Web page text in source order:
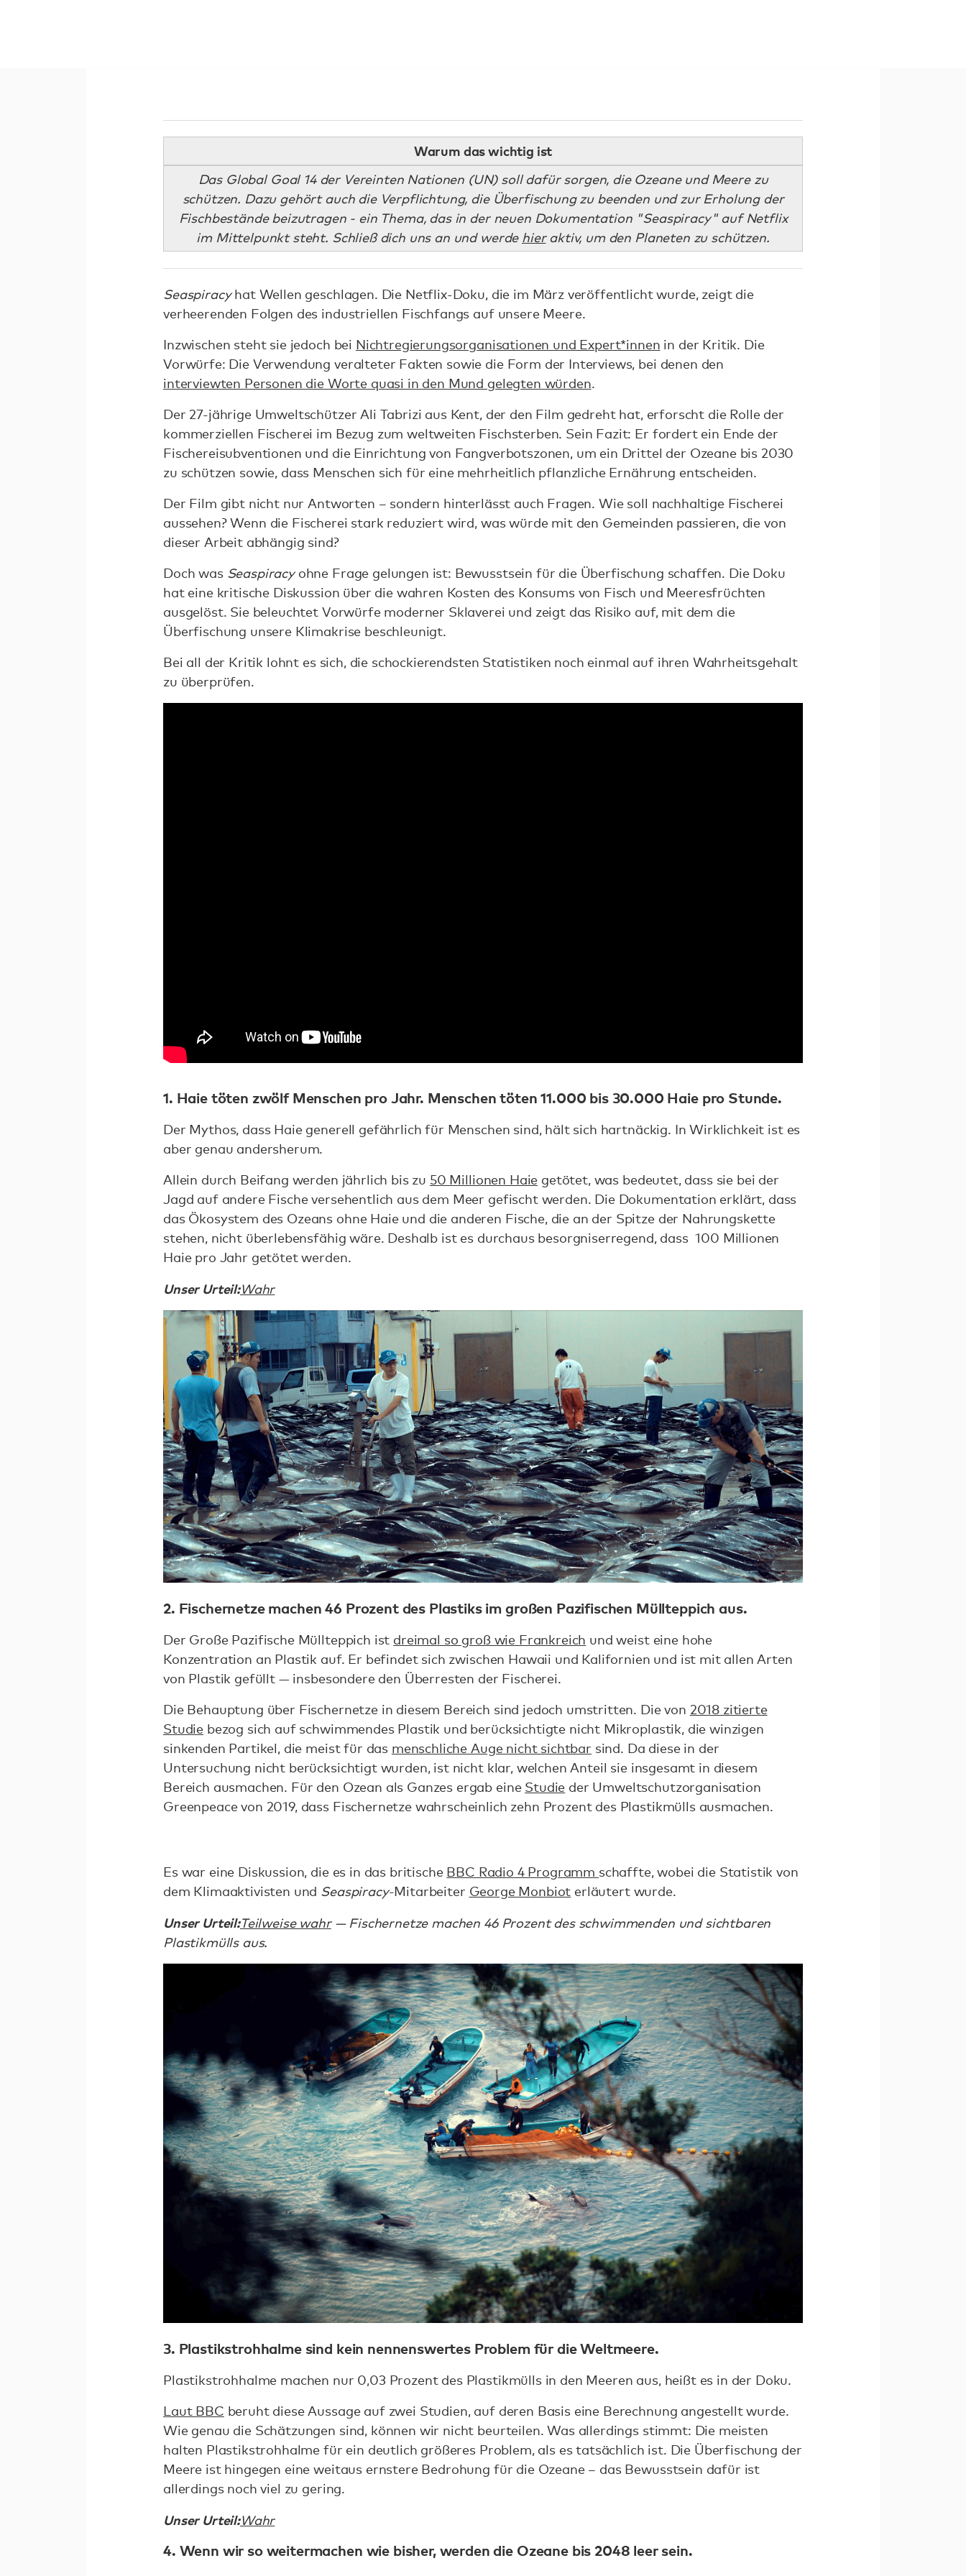
Warum das wichtig ist
Das Global Goal 14 der Vereinten Nationen (UN) soll dafür sorgen, die Ozeane und Meere zu
schützen. Dazu gehört auch die Verpflichtung, die Überfischung zu beenden und zur Erholung der
Fischbestände beizutragen - ein Thema, das in der neuen Dokumentation "Seaspiracy" auf Netflix
im Mittelpunkt steht. Schließ dich uns an und werde hieraktiv, um den Planeten zu schützen.
Seaspiracyhat Wellen geschlagen. Die Netflix-Doku, die im März veröffentlicht wurde, zeigt die
verheerenden Folgen des industriellen Fischfangs auf unsere Meere.
Inzwischen steht sie jedoch bei Nichtregierungsorganisationen und Expert*innen in der Kritik. Die
Vorwürfe: Die Verwendung veralteter Fakten sowie die Form der Interviews, bei denen den
interviewten Personen die Worte quasi in den Mund gelegten würden.
Der 27-jährige Umweltschützer Ali Tabrizi aus Kent, der den Film gedreht hat, erforscht die Rolle der
kommerziellen Fischerei im Bezug zum weltweiten Fischsterben. Sein Fazit: Er fordert ein Ende der
Fischereisubventionen und die Einrichtung von Fangverbotszonen, um ein Drittel der Ozeane bis 2030
zu schützen sowie, dass Menschen sich für eine mehrheitlich pflanzliche Ernährung entscheiden.
Der Film gibt nicht nur Antworten – sondern hinterlässt auch Fragen. Wie soll nachhaltige Fischerei
aussehen? Wenn die Fischerei stark reduziert wird, was würde mit den Gemeinden passieren, die von
dieser Arbeit abhängig sind?
Doch was Seaspiracyohne Frage gelungen ist: Bewusstsein für die Überfischung schaffen. Die Doku
hat eine kritische Diskussion über die wahren Kosten des Konsums von Fisch und Meeresfrüchten
ausgelöst. Sie beleuchtet Vorwürfe moderner Sklaverei und zeigt das Risiko auf, mit dem die
Überfischung unsere Klimakrise beschleunigt.
Bei all der Kritik lohnt es sich, die schockierendsten Statistiken noch einmal auf ihren Wahrheitsgehalt
zu überprüfen.
1. Haie töten zwölf Menschen pro Jahr. Menschen töten 11.000 bis 30.000 Haie pro Stunde.
Der Mythos, dass Haie generell gefährlich für Menschen sind, hält sich hartnäckig. In Wirklichkeit ist es
aber genau andersherum.
Allein durch Beifang werden jährlich bis zu 50 Millionen Haie getötet, was bedeutet, dass sie bei der
Jagd auf andere Fische versehentlich aus dem Meer gefischt werden. Die Dokumentation erklärt, dass
das Ökosystem des Ozeans ohne Haie und die anderen Fische, die an der Spitze der Nahrungskette
stehen, nicht überlebensfähig wäre. Deshalb ist es durchaus besorgniserregend, dass 100 Millionen
Haie pro Jahr getötet werden.
Unser Urteil:Wahr
2. Fischernetze machen 46 Prozent des Plastiks im großen Pazifischen Müllteppich aus.
Der Große Pazifische Müllteppich ist dreimal so groß wie Frankreich und weist eine hohe
Konzentration an Plastik auf. Er befindet sich zwischen Hawaii und Kalifornien und ist mit allen Arten
von Plastik gefüllt — insbesondere den Überresten der Fischerei.
Die Behauptung über Fischernetze in diesem Bereich sind jedoch umstritten. Die von 2018 zitierte
Studie bezog sich auf schwimmendes Plastik und berücksichtigte nicht Mikroplastik, die winzigen
sinkenden Partikel, die meist für das menschliche Auge nicht sichtbar sind. Da diese in der
Untersuchung nicht berücksichtigt wurden, ist nicht klar, welchen Anteil sie insgesamt in diesem
Bereich ausmachen. Für den Ozean als Ganzes ergab eine Studie der Umweltschutzorganisation
Greenpeace von 2019, dass Fischernetze wahrscheinlich zehn Prozent des Plastikmülls ausmachen.
Es war eine Diskussion, die es in das britische BBC Radio 4 Programm schaffte, wobei die Statistik von
dem Klimaaktivisten und Seaspiracy-Mitarbeiter George Monbiot erläutert wurde.
Unser Urteil:Teilweise wahr— Fischernetze machen 46 Prozent des schwimmenden und sichtbaren
Plastikmülls aus.
3. Plastikstrohhalme sind kein nennenswertes Problem für die Weltmeere.
Plastikstrohhalme machen nur 0,03 Prozent des Plastikmülls in den Meeren aus, heißt es in der Doku.
Laut BBC beruht diese Aussage auf zwei Studien, auf deren Basis eine Berechnung angestellt wurde.
Wie genau die Schätzungen sind, können wir nicht beurteilen. Was allerdings stimmt: Die meisten
halten Plastikstrohhalme für ein deutlich größeres Problem, als es tatsächlich ist. Die Überfischung der
Meere ist hingegen eine weitaus ernstere Bedrohung für die Ozeane – das Bewusstsein dafür ist
allerdings noch viel zu gering.
Unser Urteil:Wahr
4. Wenn wir so weitermachen wie bisher, werden die Ozeane bis 2048 leer sein.